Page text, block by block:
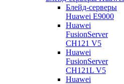
Блейд-серверы
Huawei E9000
Huawei
FusionServer
CH121 V5
Huawei
FusionServer
CH121L V5
Huawei